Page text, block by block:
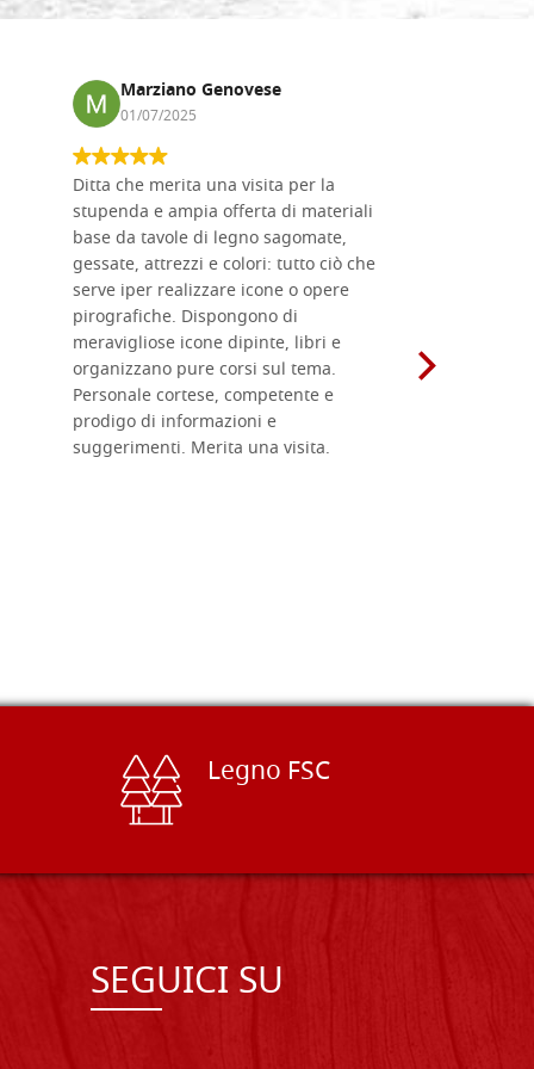
Marziano Genovese
01/07/2025
Ditta che merita una visita per la
stupenda e ampia offerta di materiali
base da tavole di legno sagomate,
gessate, attrezzi e colori: tutto ciò che
serve iper realizzare icone o opere
pirografiche. Dispongono di
meravigliose icone dipinte, libri e
organizzano pure corsi sul tema.
Personale cortese, competente e
prodigo di informazioni e
suggerimenti. Merita una visita.
Legno FSC
SEGUICI SU